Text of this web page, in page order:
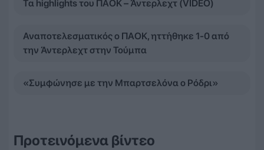
Τα highlights του ΠΑΟΚ – Άντερλεχτ (VIDEO)
Αναποτελεσματικός ο ΠΑΟΚ, ηττήθηκε 1-0 από
την Άντερλεχτ στην Τούμπα
«Συμφώνησε με την Μπαρτσελόνα ο Ρόδρι»
Προτεινόμενα βίντεο